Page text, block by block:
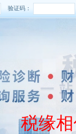
验证码：
税缘